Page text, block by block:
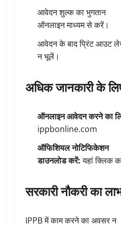
आवेदन शुल्क का भुगतान
ऑनलाइन माध्यम से करें।
आवेदन के बाद प्रिंट आउट
न भूलें।
अधिक जानकारी के
ऑनलाइन आवेदन करने का
ippbonline.com
ऑफिशियल नोटिफिकेशन
डाउनलोड करें: यहां क्लिक
सरकारी नौकरी का
IPPB में काम करने का अवसर न